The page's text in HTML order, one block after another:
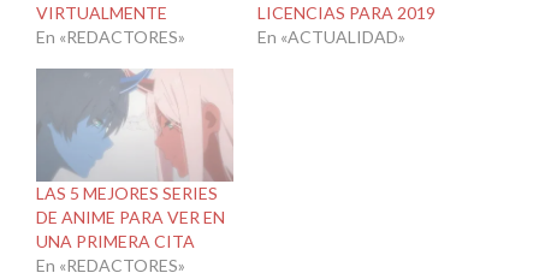
VIRTUALMENTE
En «REDACTORES»
LICENCIAS PARA 2019
En «ACTUALIDAD»
LAS 5 MEJORES SERIES
DE ANIME PARA VER EN
UNA PRIMERA CITA
En «REDACTORES»